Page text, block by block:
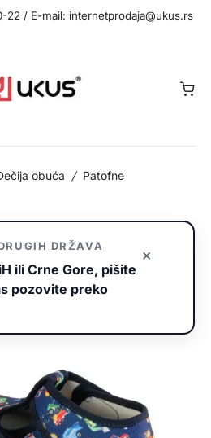
22 / E-mail: internetprodaja@ukus.rs
obuća / Patofne
×
DRŽAVA
ili Crne Gore, pišite
pozovite preko